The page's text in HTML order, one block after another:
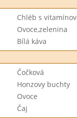
Chléb s
Ovoce,zelenina
Bílá káva
Čočková
Honzovy buchty
Ovoce
Čaj